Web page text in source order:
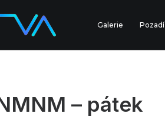
Galerie Pozadí
– pátek